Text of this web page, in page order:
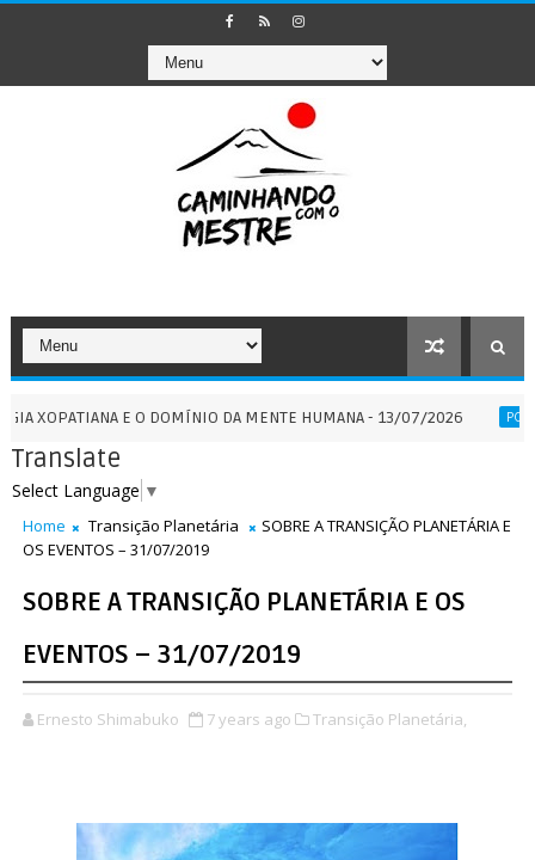
E O DOMÍNIO DA MENTE HUMANA - 13/07/2026 PORTAIS
Translate
Select Language ▼
Home Transição Planetária
SOBRE A TRANSIÇÃO PLANETÁRIA E
OS EVENTOS – 31/07/2019
SOBRE A TRANSIÇÃO PLANETÁRIA E OS
EVENTOS – 31/07/2019
Ernesto Shimabuko 7 years ago Transição Planetária,